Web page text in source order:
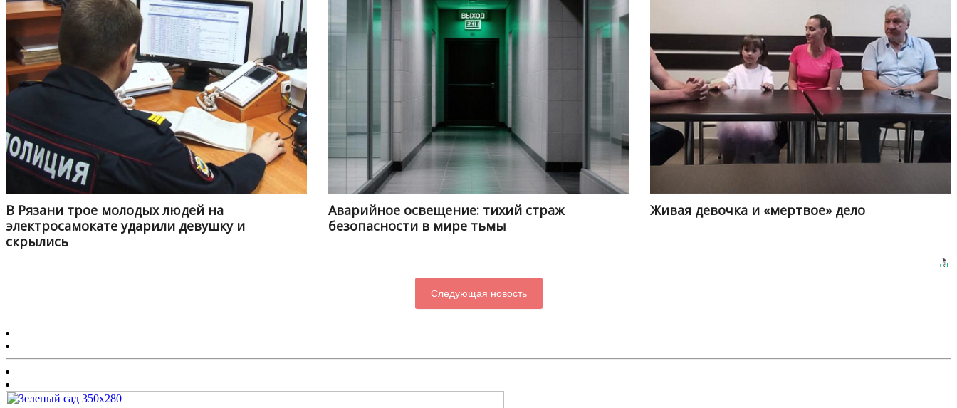
В Рязани трое молодых людей на
электросамокате ударили девушку и
скрылись
Аварийное освещение: тихий страж
безопасности в мире тьмы
Живая девочка и «мертвое» дело
Следующая новость